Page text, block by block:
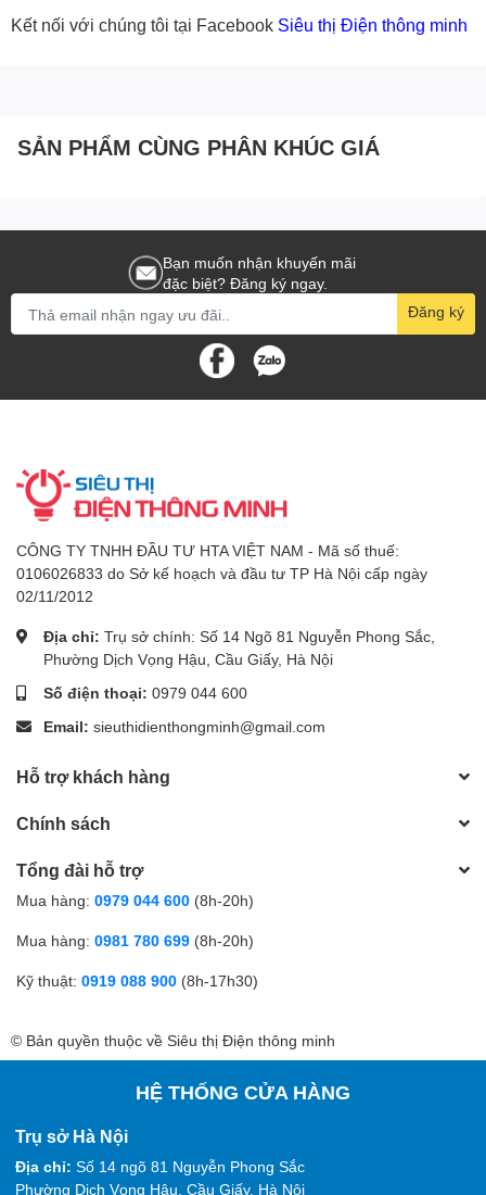
Kết nối với chúng tôi tại Facebook Siêu thị Điện thông minh
SẢN PHẨM CÙNG PHÂN KHÚC GIÁ
Bạn muốn nhận khuyến mãi
đặc biệt? Đăng ký ngay.
Đăng ký
CÔNG TY TNHH ĐẦU TƯ HTA VIỆT NAM - Mã số thuế:
0106026833 do Sở kế hoạch và đầu tư TP Hà Nội cấp ngày
02/11/2012
Địa chỉ: Trụ sở chính: Số 14 Ngõ 81 Nguyễn Phong Sắc,
Phường Dịch Vọng Hậu, Cầu Giấy, Hà Nội
Số điện thoại: 0979 044 600
Email: sieuthidienthongminh@gmail.com
Hỗ trợ khách hàng
Chính sách
Tổng đài hỗ trợ
Mua hàng: 0979 044 600 (8h-20h)
Mua hàng: 0981 780 699 (8h-20h)
Kỹ thuật: 0919 088 900 (8h-17h30)
© Bản quyền thuộc về Siêu thị Điện thông minh
HỆ THỐNG CỬA HÀNG
Trụ sở Hà Nội
Địa chỉ: Số 14 ngõ 81 Nguyễn Phong Sắc
Phường Dịch Vọng Hậu, Cầu Giấy, Hà Nội